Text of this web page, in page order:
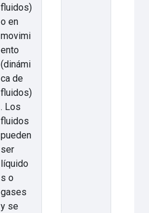
fluidos)
o en
movimi
ento
(dinámi
ca de
fluidos)
. Los
fluidos
pueden
ser
líquido
s o
gases
y se